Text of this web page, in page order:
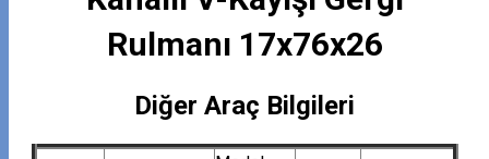
Rulmanı 17x76x26
Diğer Araç Bilgileri